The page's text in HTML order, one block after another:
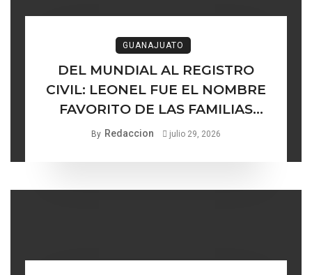
GUANAJUATO
DEL MUNDIAL AL REGISTRO
CIVIL: LEONEL FUE EL NOMBRE
FAVORITO DE LAS FAMILIAS
By Redaccion julio 29, 2026